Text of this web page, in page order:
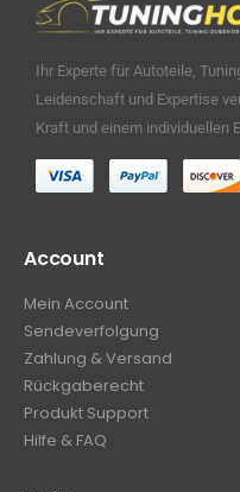
Ihr Experte für Autoteile,
Leidenschaft und Expertise
Kraft und einem individuellen
Account
Mein Account
Sendeverfolgung
Zahlung & Versand
Rückgaberecht
Produkt Support
Hilfe & FAQ